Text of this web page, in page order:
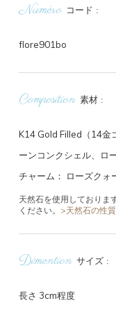
Numéro コード
flore901bo
Composition 素材
K14 Gold Filled（14金
ーンコンクシェル、ロ
チャーム： ローズクォ
天然石を使用しておりま
ください。 >天然石の性質
Dimention サイズ
長さ 3cm程度